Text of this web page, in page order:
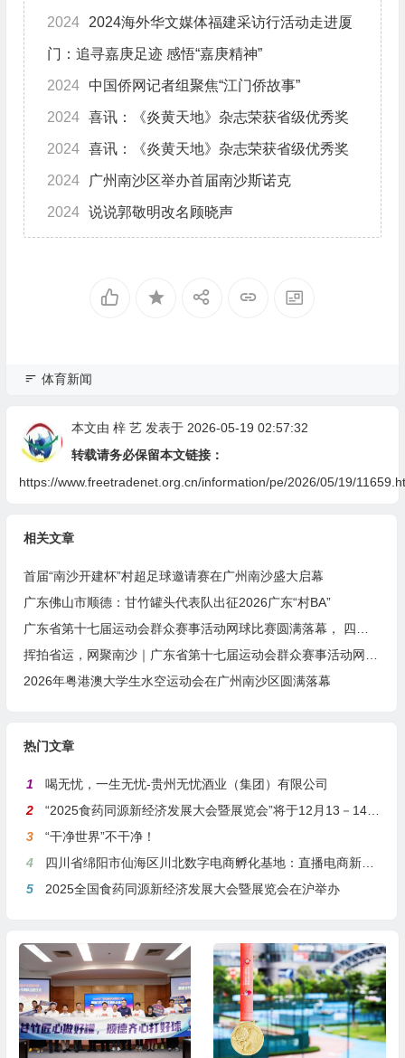
2024 2024海外华文媒体福建采访行活动走进厦
门：追寻嘉庚足迹 感悟“嘉庚精神”
2024 中国侨网记者组聚焦“江门侨故事”
2024 喜讯：《炎黄天地》杂志荣获省级优秀奖
2024 喜讯：《炎黄天地》杂志荣获省级优秀奖
2024 广州南沙区举办首届南沙斯诺克
2024 说说郭敬明改名顾晓声
体育新闻
本文由 梓 艺发表于 2026-05-19 02:57:32
转载请务必保留本文链接：
https://www.freetradenet.org.cn/information/pe/2026/05/19/
相关文章
首届“南沙开建杯”村超足球邀请赛在广州南沙盛大启幕
广东佛山市顺德：甘竹罐头代表队出征2026广东“村BA”
广东省第十七届运动会群众赛事活动网球比赛圆满落幕， 四项冠军诞生！
挥拍省运，网聚南沙｜广东省第十七届运动会群众赛事活动网球比赛隆重开幕
2026年粤港澳大学生水空运动会在广州南沙区圆满落幕
热门文章
1
喝无忧，一生无忧-贵州无忧酒业（集团）有限公司
2
“2025食药同源新经济发展大会暨展览会”将于12月13－14日在沪举行
3
“干净世界”不干净！
4
四川省绵阳市仙海区川北数字电商孵化基地：直播电商新引擎，预计年产值达5亿
5
2025全国食药同源新经济发展大会暨展览会在沪举办